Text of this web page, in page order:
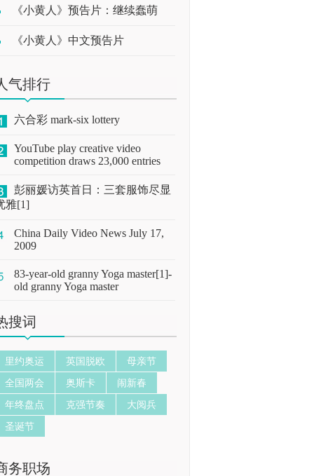
《小黄人》预告片：继续蠢萌
《小黄人》中文预告片
气排行
六合彩 mark-six lottery
YouTube play creative video
competition draws 23,000 entries
彭丽媛访英首日：三套服饰尽显
雅[1]
China Daily Video News July 17,
2009
83-year-old granny Yoga master[1]-
old granny Yoga master
搜词
里约奥运 英国脱欧
母亲节
全国两会
奥斯卡
闹新春
年终盘点
克强节奏
大阅兵
圣诞节
务职场